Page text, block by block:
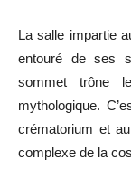
La salle impartie
entouré de ses
sommet trône
mythologique.
crématorium et
complexe de la